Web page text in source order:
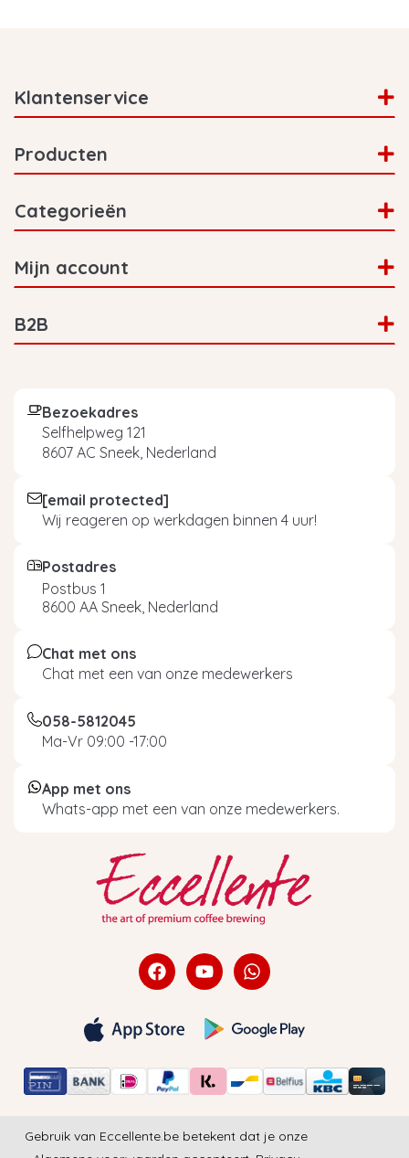
Klantenservice
Producten
Categorieën
Mijn account
B2B
Bezoekadres
Selfhelpweg 121
8607 AC Sneek, Nederland
[email protected]
Wij reageren op werkdagen binnen 4 uur!
Postadres
Postbus 1
8600 AA Sneek, Nederland
Chat met ons
Chat met een van onze medewerkers
058-5812045
Ma-Vr 09:00 -17:00
App met ons
Whats-app met een van onze medewerkers.
Gebruik van Eccellente.be betekent dat je onze